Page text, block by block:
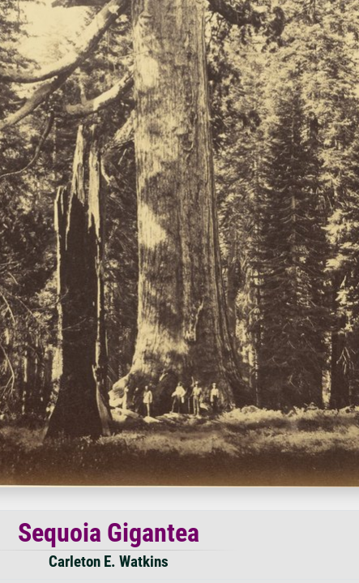
Sequoia Gigantea
Carleton E. Watkins